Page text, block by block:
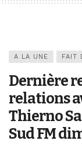
A LA UNE FAIT
Dernière
relations
Thierno
Sud FM